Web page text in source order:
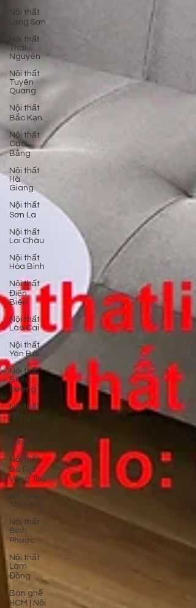
Nội thất
Lạng Sơn
Nội thất
Thái
Nguyên
Nội thất
Tuyên
Quang
Nội thất
Bắc Kạn
Nội thất
Cao
Bằng
Nội thất
Hà
Giang
Nội thất
Sơn La
Nội thất
Lai Châu
Nội thất
Hòa Bình
Nội thất
Điện
Biên
Nội thất
Lào Cai
Nội thất
Yên Bái
Nội thất
Bình
Dương
Nội thất
Đồng Nai
Nội thất
Long An
Nội thất
Bà Rịa
Vũng Tàu
Nội thất
Tây Ninh
Nội thất
Bình
Phước
Nội thất
Lâm
Đồng
Bàn ghế
HCM | Nội